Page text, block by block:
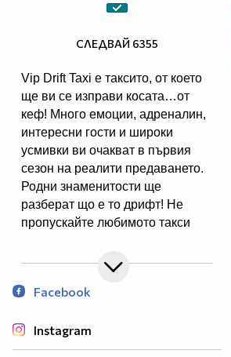
Vip Drift Taxi е таксито, от което
ще ви се изправи косата…от
кеф! Много емоции, адреналин,
интересни гости и широки
усмивки ви очакват в първия
сезон на реалити предаването.
Родни знаменитости ще
разберат що е то дрифт! Не
пропускайте любимото такси
ги видите така, както никога не
Очаквайте нов епизод всеки
СЛЕДВАЙ 6355
Facebook
Instagram